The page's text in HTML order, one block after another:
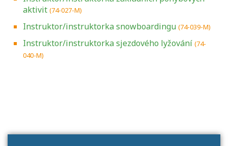
aktivit (74-027-M)
Instruktor/instruktorka snowboardingu (74-039-M)
Instruktor/instruktorka sjezdového lyžování (74-
040-M)Projděte si seznam profesních kvalifikací.